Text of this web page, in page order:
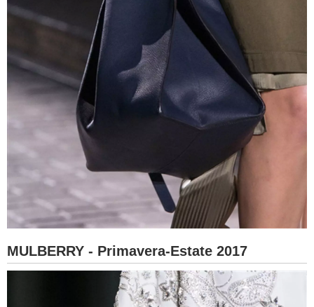
MULBERRY - Primavera-Estate 2017